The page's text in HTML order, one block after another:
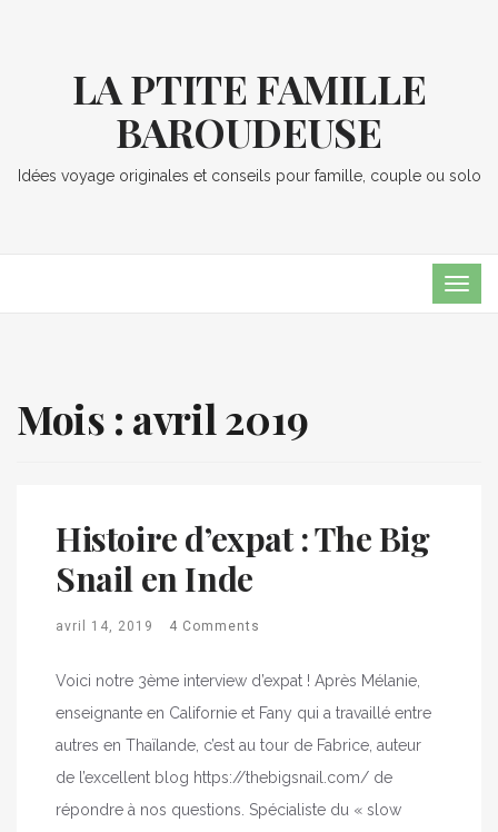
LA PTITE FAMILLE
BAROUDEUSE
Idées voyage originales et conseils pour famille, couple ou solo
Mois : avril 2019
Histoire d’expat : The Big
Snail en Inde
avril 14, 2019 4 Comments
Voici notre 3ème interview d’expat ! Après Mélanie,
enseignante en Californie et Fany qui a travaillé entre
autres en Thaïlande, c’est au tour de Fabrice, auteur
de l’excellent blog https://thebigsnail.com/ de
répondre à nos questions. Spécialiste du « slow